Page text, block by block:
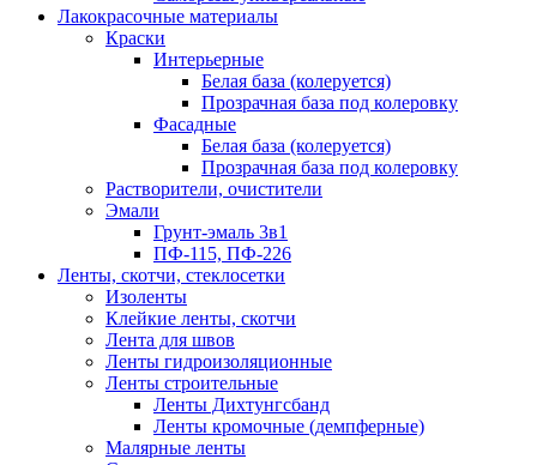
Лакокрасочные материалы
Краски
Интерьерные
Белая база (колеруется)
Прозрачная база под колеровку
Фасадные
Белая база (колеруется)
Прозрачная база под колеровку
Растворители, очистители
Эмали
Грунт-эмаль 3в1
ПФ-115, ПФ-226
Ленты, скотчи, стеклосетки
Изоленты
Клейкие ленты, скотчи
Лента для швов
Ленты гидроизоляционные
Ленты строительные
Ленты Дихтунгсбанд
Ленты кромочные (демпферные)
Малярные ленты